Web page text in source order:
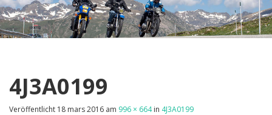
4J3A0199
Veröffentlicht 18 mars 2016 am 996 × 664in 4J3A0199